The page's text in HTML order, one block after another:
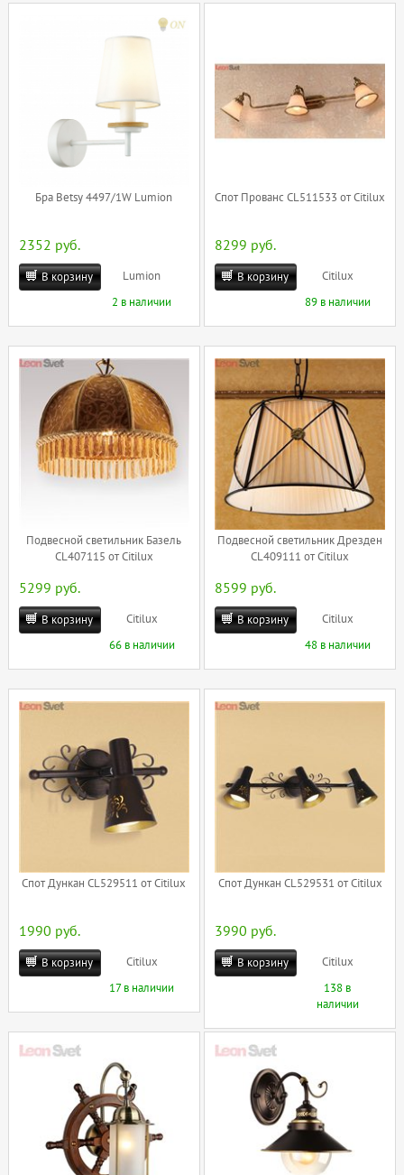
Бра Betsy 4497/1W Lumion
2352 руб.
В корзину
Lumion
2 в наличии
Спот Прованс CL511533 от Citilux
8299 руб.
В корзину
Citilux
89 в наличии
Подвесной светильник Базель
CL407115 от Citilux
5299 руб.
В корзину
Citilux
66 в наличии
Подвесной светильник Дрезден
CL409111 от Citilux
8599 руб.
В корзину
Citilux
48 в наличии
Спот Дункан CL529511 от Citilux
1990 руб.
В корзину
Citilux
17 в наличии
Спот Дункан CL529531 от Citilux
3990 руб.
В корзину
Citilux
138 в
наличии